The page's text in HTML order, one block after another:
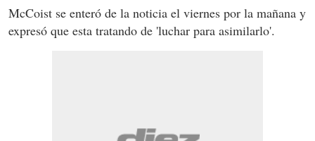
McCoist se enteró de la noticia el viernes por la mañana y
expresó que esta tratando de 'luchar para asimilarlo'.